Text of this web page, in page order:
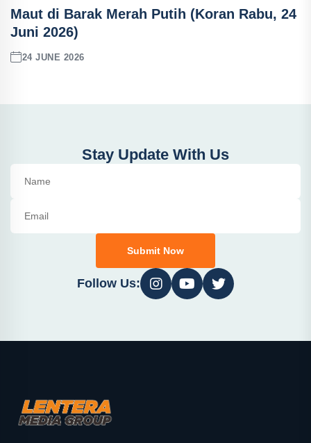
Maut di Barak Merah Putih (Koran Rabu, 24
Juni 2026)
24 JUNE 2026
Stay Update With Us
Submit Now
Follow Us: